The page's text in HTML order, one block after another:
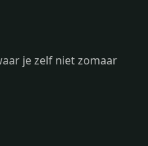
je zelf niet zomaar